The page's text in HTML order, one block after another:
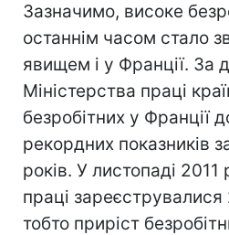
Зазначимо, високе
останнім часом стало
явищем і у Франції. За
Міністерства праці
безробітних у Франції
рекордних показників
років. У листопаді 2011
праці
тобто приріст